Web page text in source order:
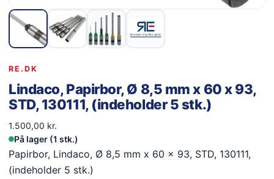
RE.DK
Lindaco, Papirbor, Ø 8,5 mm x 60 x 93,
STD, 130111, (indeholder 5 stk.)
1.500,00 kr.
På lager (1 stk.)
Papirbor, Lindaco, Ø 8,5 mm x 60 x 93, STD, 130111,
(indeholder 5 stk.)